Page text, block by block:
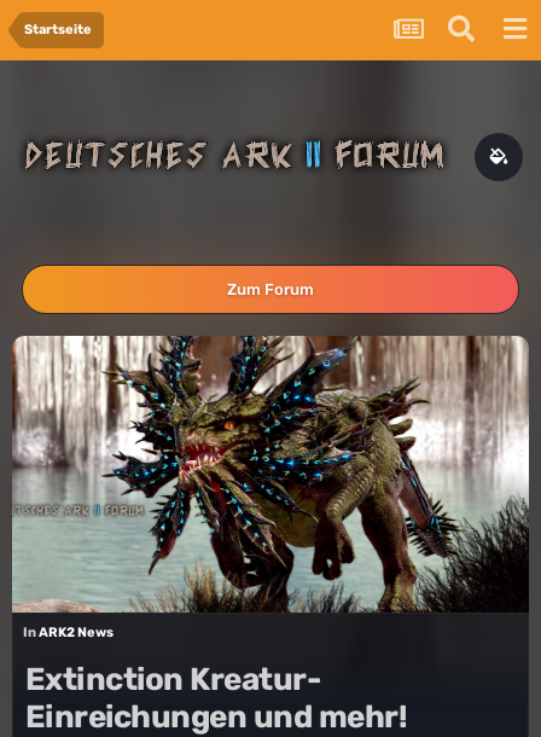
Startseite
Zum Forum
InARK2 News
Extinction Kreatur-
Einreichungen und mehr!